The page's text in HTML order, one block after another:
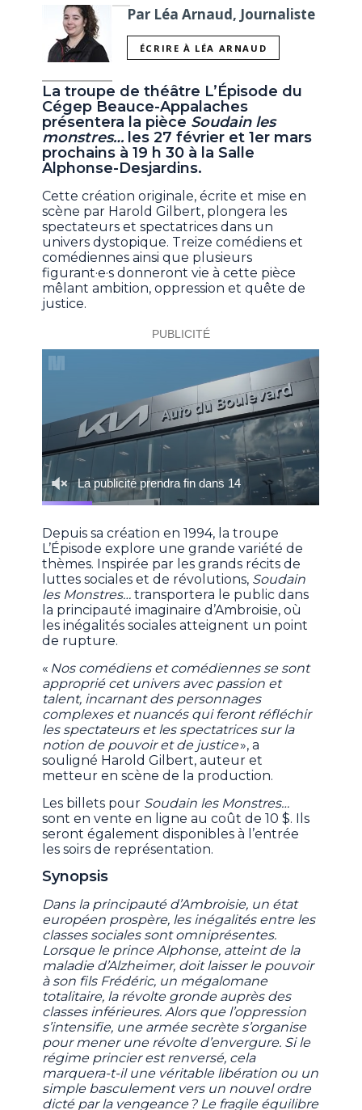
Par Léa Arnaud, Journaliste
ÉCRIRE À LÉA ARNAUD
La troupe de théâtre L’Épisode du
Cégep Beauce-Appalaches
présentera la pièce Soudain les
monstres… les 27 février et 1er mars
prochains à 19 h 30 à la Salle
Alphonse-Desjardins.
Cette création originale, écrite et mise en
scène par Harold Gilbert, plongera les
spectateurs et spectatrices dans un
univers dystopique. Treize comédiens et
comédiennes ainsi que plusieurs
figurant·e·s donneront vie à cette pièce
mêlant ambition, oppression et quête de
justice.
Depuis sa création en 1994, la troupe
L’Épisode explore une grande variété de
thèmes. Inspirée par les grands récits de
luttes sociales et de révolutions, Soudain
les Monstres…transportera le public dans
la principauté imaginaire d’Ambroisie, où
les inégalités sociales atteignent un point
de rupture.
« Nos comédiens et comédiennes se sont
approprié cet univers avec passion et
talent, incarnant des personnages
complexes et nuancés qui feront réfléchir
les spectateurs et les spectatrices sur la
notion de pouvoir et de justice», a
souligné Harold Gilbert, auteur et
metteur en scène de la production.
Les billets pour Soudain les Monstres…
sont en vente en ligne au coût de 10 $. Ils
seront également disponibles à l’entrée
les soirs de représentation.
Synopsis
Dans la principauté d’Ambroisie, un état
européen prospère, les inégalités entre les
classes sociales sont omniprésentes.
Lorsque le prince Alphonse, atteint de la
maladie d’Alzheimer, doit laisser le pouvoir
à son fils Frédéric, un mégalomane
totalitaire, la révolte gronde auprès des
classes inférieures. Alors que l’oppression
s’intensifie, une armée secrète s’organise
pour mener une révolte d’envergure. Si le
régime princier est renversé, cela
marquera-t-il une véritable libération ou un
simple basculement vers un nouvel ordre
dicté par la vengeance ? Le fragile équilibre